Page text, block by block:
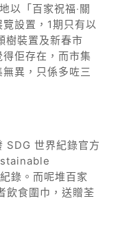
以「百家祝福‧關
設置，1期只有以
樹裝置及新春市
佢存在，而市集
異，只係多咗三
SDG 世界紀錄官方
錄。而呢堆百家
飲食圍巾，送贈荃